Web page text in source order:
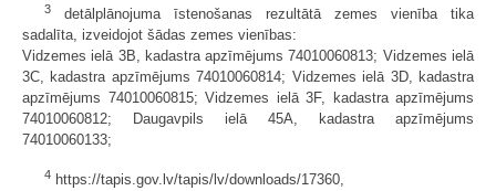
3
detālplānojuma īstenošanas rezultātā zemes vienība tika
sadalīta, izveidojot šādas zemes vienības:
Vidzemes ielā 3B, kadastra apzīmējums 74010060813; Vidzemes ielā
3C, kadastra apzīmējums 74010060814; Vidzemes ielā 3D, kadastra
apzīmējums 74010060815; Vidzemes ielā 3F, kadastra apzīmējums
74010060812; Daugavpils ielā 45A, kadastra apzīmējums
74010060133;
4 https://tapis.gov.lv/tapis/lv/downloads/17360,